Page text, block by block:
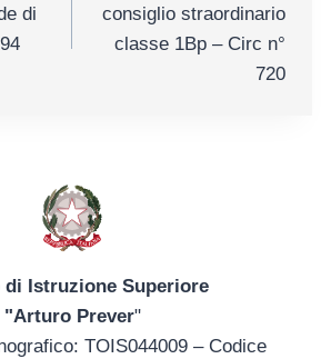
di
consiglio straordinario
classe 1Bp – Circ n°
720
Istruzione Superiore
"Arturo Prever"
TOIS044009 – Codice